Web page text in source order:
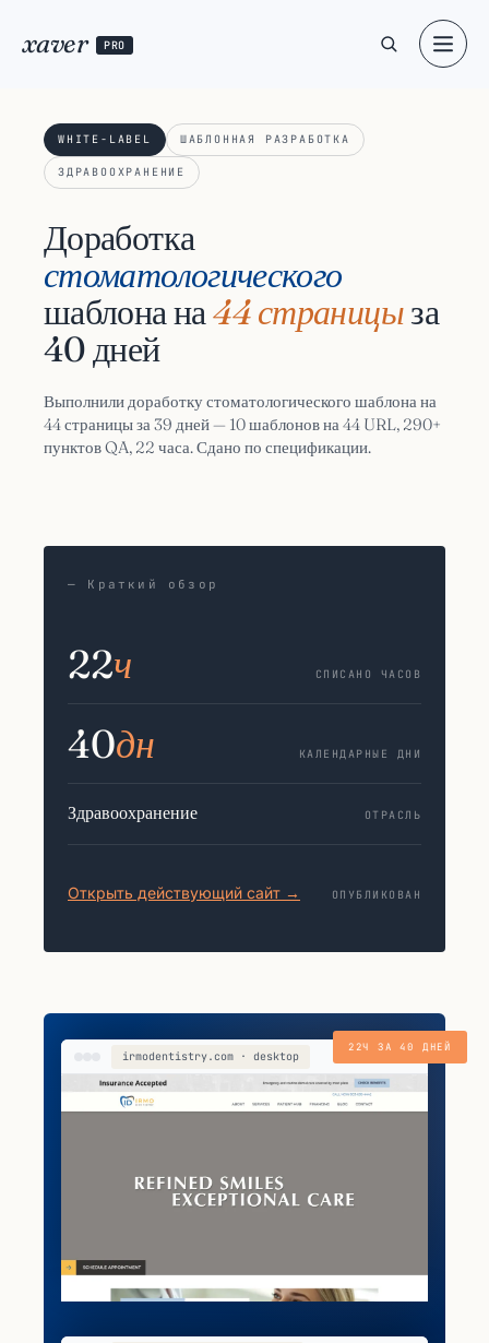
xaver PRO
WHITE-LABEL ШАБЛОННАЯ РАЗРАБОТКА
ЗДРАВООХРАНЕНИЕ
Доработка
стоматологического
шаблона на44 страницыза
40 дней
Выполнили доработку стоматологического шаблона на
44 страницы за 39 дней — 10 шаблонов на 44 URL, 290+
пунктов QA, 22 часа. Сдано по спецификации.
— Краткий обзор
22ч СПИСАНО ЧАСОВ
40дн КАЛЕНДАРНЫЕ ДНИ
Здравоохранение ОТРАСЛЬ
Открыть действующий сайт → ОПУБЛИКОВАН
22Ч ЗА 40 ДНЕЙ
irmodentistry.com · desktop